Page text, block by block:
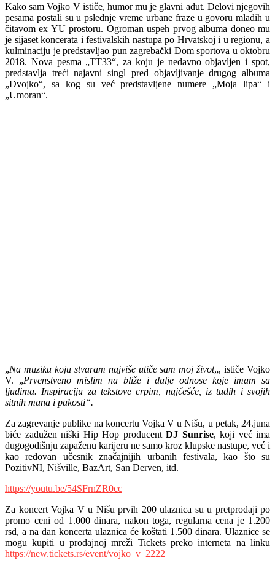
Kako sam Vojko V ističe, humor mu je glavni adut. Delovi njegovih
pesama postali su u pslednje vreme urbane fraze u govoru mladih u
čitavom ex YU prostoru. Ogroman uspeh prvog albuma doneo mu
je sijaset koncerata i festivalskih nastupa po Hrvatskoj i u regionu, a
kulminaciju je predstavljao pun zagrebački Dom sportova u oktobru
2018. Nova pesma „TT33“, za koju je nedavno objavljen i spot,
predstavlja treći najavni singl pred objavljivanje drugog albuma
„Dvojko“, sa kog su već predstavljene numere „Moja lipa“ i
„Umoran“.
„Na muziku koju stvaram najviše utiče sam moj život„, ističe Vojko
V. „Prvenstveno mislim na bliže i dalje odnose koje imam sa
ljudima. Inspiraciju za tekstove crpim, najčešće, iz tuđih i svojih
sitnih mana i pakosti“.
Za zagrevanje publike na koncertu Vojka V u Nišu, u petak, 24.juna
biće zadužen niški Hip Hop producent DJ Sunrise, koji već ima
dugogodišnju zapaženu karijeru ne samo kroz klupske nastupe, već i
kao redovan učesnik značajnijih urbanih festivala, kao što su
PozitivNI, Nišville, BazArt, San Derven, itd.
https://youtu.be/54SFrnZR0cc
Za koncert Vojka V u Nišu prvih 200 ulaznica su u pretprodaji po
promo ceni od 1.000 dinara, nakon toga, regularna cena je 1.200
rsd, a na dan koncerta ulaznica će koštati 1.500 dinara. Ulaznice se
mogu kupiti u prodajnoj mreži Tickets preko interneta na linku
https://new.tickets.rs/event/vojko_v_2222